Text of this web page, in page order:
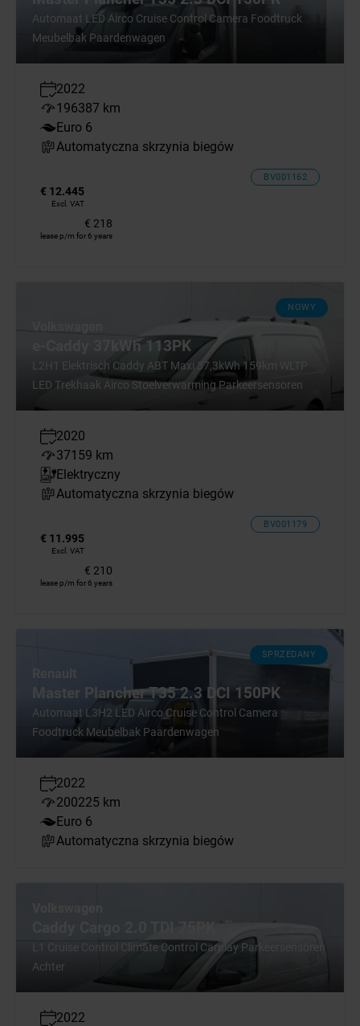
Automaat LED Airco Cruise Control Camera Foodtruck
Meubelbak Paardenwagen
2022
196387 km
Euro 6
Automatyczna skrzynia biegów
BV001162
€ 12.445
Excl. VAT
€ 218
lease p/m for 6 years
NOWY
e-Caddy 37kWh 113PK
L2H1 Elektrisch Caddy ABT Maxi 37,3kWh 159km WLTP
LED Trekhaak Airco Stoelverwarming Parkeersensoren
2020
37159 km
Elektryczny
Automatyczna skrzynia biegów
BV001179
€ 11.995
Excl. VAT
€ 210
lease p/m for 6 years
SPRZEDANY
Renault
Master Plancher T35 2.3 DCI 150PK
Automaat L3H2 LED Airco Cruise Control Camera
Foodtruck Meubelbak Paardenwagen
2022
200225 km
Euro 6
Automatyczna skrzynia biegów
L1 Cruise Control Climate Control Carplay Parkeersensoren
Achter
2022